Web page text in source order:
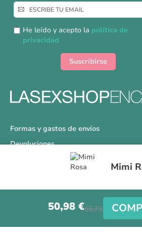
Mimi
50,98 €63,73 €
Inscríbase
a
nuestro
boletín
He leído y acepto la política de
privacidad
Suscribirse
Formas y gastos de envíos
Devoluciones
Información Tallas
Nuestra Tienda
Aviso Legal
Síguenos en nuestras redes sociales